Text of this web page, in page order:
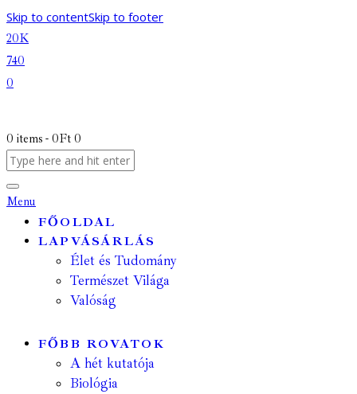
Skip to contentSkip to footer
20K
740
0
0 items - 0Ft 0
Menu
FŐOLDAL
LAPVÁSÁRLÁS
Élet és Tudomány
Természet Világa
Valóság
FŐBB ROVATOK
A hét kutatója
Biológia